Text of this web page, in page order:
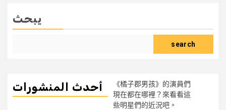
يبحث
search
أحدث المنشورات
《橘子郡男孩》的演員們
現在都在哪裡？來看看這
些明星們的近況吧。